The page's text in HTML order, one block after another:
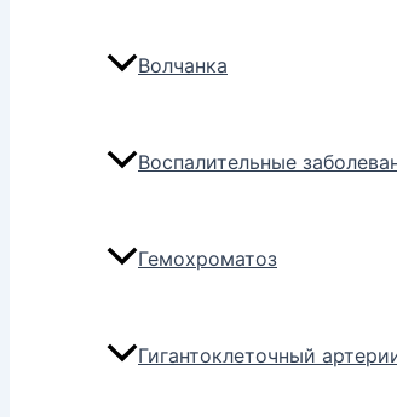
Волчанка
Воспалительные
Гемохроматоз
Гигантоклеточный